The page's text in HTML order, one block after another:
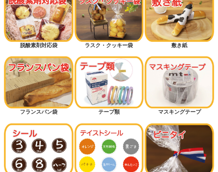
脱酸素剤対応袋 ラスク・クッキー袋 敷き紙
フランスパン袋 テープ類 マスキングテープ